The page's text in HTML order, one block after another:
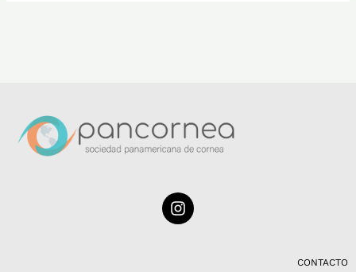
I
n
CONTACTO